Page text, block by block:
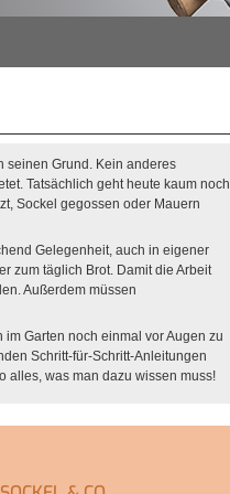
seinen Grund. Kein anderes
Tatsächlich geht heute kaum noch
Sockel gegossen oder Mauern
Gelegenheit, auch in eigener
zum täglich Brot. Damit die Arbeit
Außerdem müssen
Garten noch einmal vor Augen zu
Schritt-für-Schritt-Anleitungen
alles, was man dazu wissen muss!